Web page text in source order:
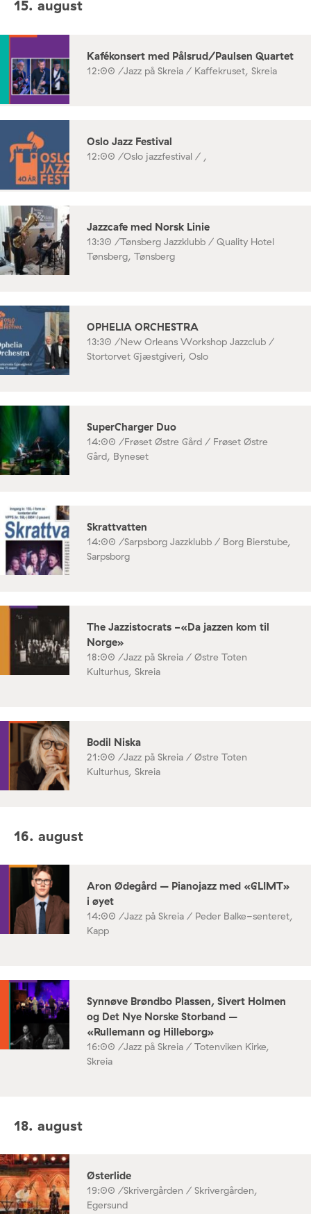
15. august
Kafékonsert med Pålsrud/Paulsen Quartet
12:00 /Jazz på Skreia / Kaffekruset, Skreia
Oslo Jazz Festival
12:00 /Oslo jazzfestival / ,
Jazzcafe med Norsk Linie
13:30 /Tønsberg Jazzklubb / Quality Hotel
Tønsberg, Tønsberg
OPHELIA ORCHESTRA
13:30 /New Orleans Workshop Jazzclub /
Stortorvet Gjæstgiveri, Oslo
SuperCharger Duo
14:00 /Frøset Østre Gård / Frøset Østre
Gård, Byneset
Skrattvatten
14:00 /Sarpsborg Jazzklubb / Borg Bierstube,
Sarpsborg
The Jazzistocrats -«Da jazzen kom til
Norge»
18:00 /Jazz på Skreia / Østre Toten
Kulturhus, Skreia
Bodil Niska
21:00 /Jazz på Skreia / Østre Toten
Kulturhus, Skreia
16. august
Aron Ødegård – Pianojazz med «GLIMT»
i øyet
14:00 /Jazz på Skreia / Peder Balke-senteret,
Kapp
Synnøve Brøndbo Plassen, Sivert Holmen
og Det Nye Norske Storband –
«Rullemann og Hilleborg»
16:00 /Jazz på Skreia / Totenviken Kirke,
Skreia
18. august
Østerlide
19:00 /Skrivergården / Skrivergården,
Egersund